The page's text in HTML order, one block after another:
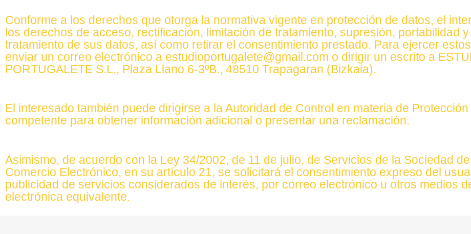
Conforme a los derechos que otorga la normativa vigente en protección de datos, el
los derechos de acceso, rectificación, limitación de tratamiento, supresión, portabilidad
tratamiento de sus datos, así como retirar el consentimiento prestado. Para ejercer
enviar un correo electrónico a estudioportugalete@gmail.com o dirigir un escrito a
PORTUGALETE S.L., Plaza Llano 6-3ºB., 48510 Trapagaran (Bizkaia).
El interesado también puede dirigirse a la Autoridad de Control en materia de
competente para obtener información adicional o presentar una reclamación.
Asimismo, de acuerdo con la Ley 34/2002, de 11 de julio, de Servicios de la Sociedad
Comercio Electrónico, en su artículo 21, se solicitará el consentimiento expreso del
publicidad de servicios considerados de interés, por correo electrónico u otros medios
electrónica equivalente.